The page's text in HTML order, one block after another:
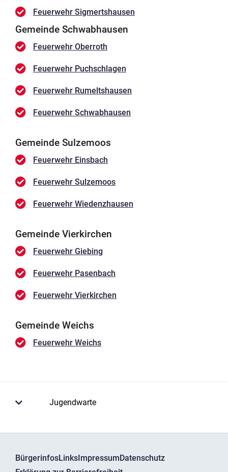
Feuerwehr Sigmertshausen
Gemeinde Schwabhausen
Feuerwehr Oberroth
Feuerwehr Puchschlagen
Feuerwehr Rumeltshausen
Feuerwehr Schwabhausen
Gemeinde Sulzemoos
Feuerwehr Einsbach
Feuerwehr Sulzemoos
Feuerwehr Wiedenzhausen
Gemeinde Vierkirchen
Feuerwehr Giebing
Feuerwehr Pasenbach
Feuerwehr Vierkirchen
Gemeinde Weichs
Feuerwehr Weichs
Jugendwarte
BürgerinfosLinksImpressumDatenschutz